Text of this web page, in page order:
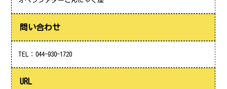
問い合わせ
TEL：044-930-1720
URL